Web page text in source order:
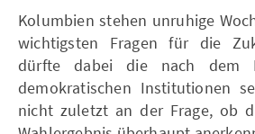
Kolumbien stehen unruhige
wichtigsten Fragen für die
dürfte dabei die nach dem
demokratischen Institutionen
nicht zuletzt an der Frage, ob